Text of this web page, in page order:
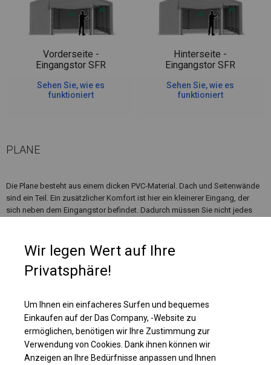
Vorderseite -
Eingangstor SFR
Sehen Sie, wie es
funktioniert
Hinterseite -
Eingangstor SFR
Sehen Sie, wie es
funktioniert
PLANE
Die Plane besteht aus einem dicken PVC-Material. Dach und Seitenwände
sind ein Teil. Ein zusätzlicher Komfort ist hier ein kleinerer Eingang, der
sich neben dem Eingangstor befindet. Dadurch müssen Sie nicht jedes
KONSTRUKTION
Wir legen Wert auf Ihre
Privatsphäre!
Um Ihnen ein einfacheres Surfen und bequemes
Einkaufen auf der Das Company, -Website zu
ermöglichen, benötigen wir Ihre Zustimmung zur
Verwendung von Cookies. Dank ihnen können wir
Anzeigen an Ihre Bedürfnisse anpassen und Ihnen